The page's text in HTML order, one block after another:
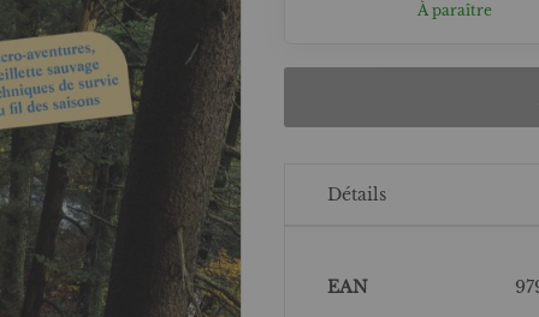
À paraître
Détails
Plus
EAN